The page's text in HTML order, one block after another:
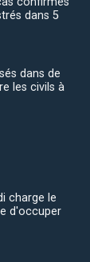
dans 5
dans de
les civils à
charge le
d'occuper